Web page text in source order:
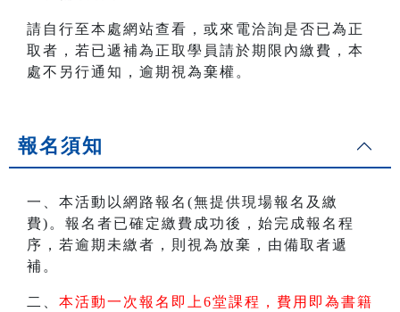
請自行至本處網站查看，或來電洽詢是否已為正
取者，若已遞補為正取學員請於期限內繳費，本
處不另行通知，逾期視為棄權。
報名須知
一、本活動以網路報名(無提供現場報名及繳
費)。報名者已確定繳費成功後，始完成報名程
序，若逾期未繳者，則視為放棄，由備取者遞
補。
二、 本活動一次報名即上6堂課程，費用即為書籍